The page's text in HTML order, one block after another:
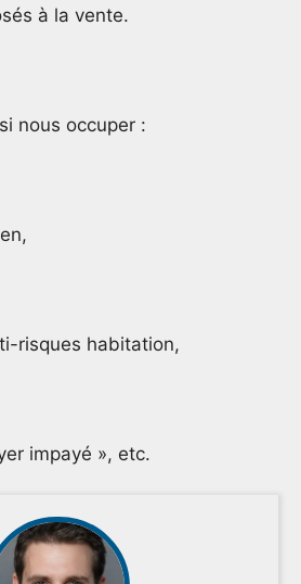
à la vente.
nous occuper :
risques habitation,
impayé », etc.